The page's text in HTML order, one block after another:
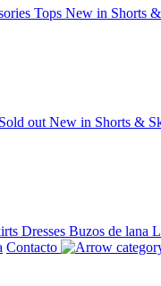
Tops New in Shorts
Sold out New in Shorts &
Dresses Buzos de lana
Contacto